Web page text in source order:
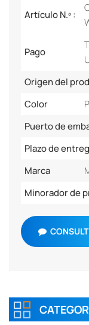
Artículo N.º :
Pago
Origen del
Color
Puerto de
Plazo de
Marca
Minorador de